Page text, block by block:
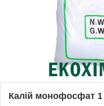
Калій монофосфат 1